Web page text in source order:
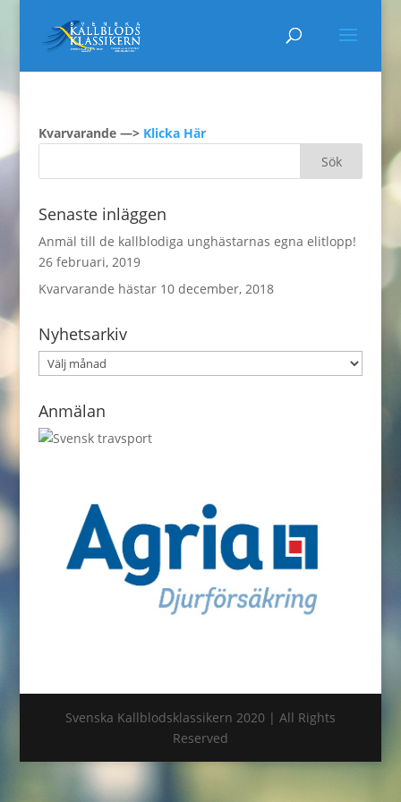
Kvarvarande —> Klicka Här
Senaste inläggen
Anmäl till de kallblodiga unghästarnas egna elitlopp!
26 februari, 2019
Kvarvarande hästar 10 december, 2018
Nyhetsarkiv
Nyhetsarkiv
Anmälan
Svenska Kallblodsklassikern 2020 | All Rights
Reserved